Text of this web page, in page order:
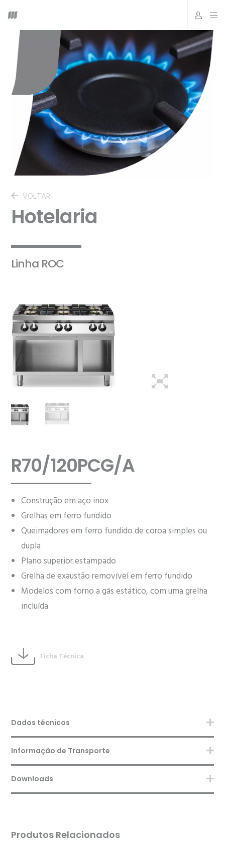
VOLTAR
Hotelaria
Linha ROC
R70/120PCG/A
Construção em aço inox
Grelhas em ferro fundido
Queimadores em ferro fundido de coroa simples ou
dupla
Plano superior estampado
Grelha de exaustão removível em ferro fundido
Modelos com forno a gás estático, com uma grelha
incluída
Ficha Técnica
Dados técnicos
Informação de Transporte
Downloads
Produtos Relacionados